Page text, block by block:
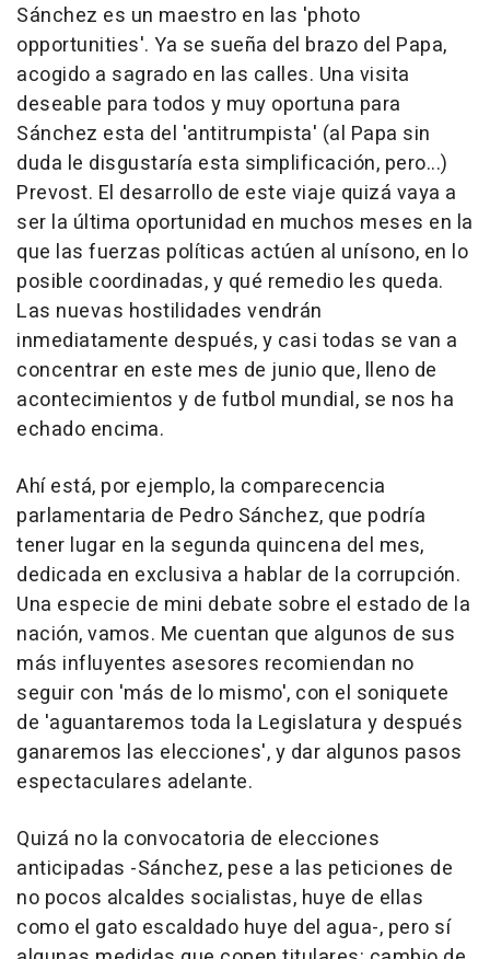
Sánchez es un maestro en las 'photo
opportunities'. Ya se sueña del brazo del Papa,
acogido a sagrado en las calles. Una visita
deseable para todos y muy oportuna para
Sánchez esta del 'antitrumpista' (al Papa sin
duda le disgustaría esta simplificación, pero...)
Prevost. El desarrollo de este viaje quizá vaya a
ser la última oportunidad en muchos meses en la
que las fuerzas políticas actúen al unísono, en lo
posible coordinadas, y qué remedio les queda.
Las nuevas hostilidades vendrán
inmediatamente después, y casi todas se van a
concentrar en este mes de junio que, lleno de
acontecimientos y de futbol mundial, se nos ha
echado encima.
Ahí está, por ejemplo, la comparecencia
parlamentaria de Pedro Sánchez, que podría
tener lugar en la segunda quincena del mes,
dedicada en exclusiva a hablar de la corrupción.
Una especie de mini debate sobre el estado de la
nación, vamos. Me cuentan que algunos de sus
más influyentes asesores recomiendan no
seguir con 'más de lo mismo', con el soniquete
de 'aguantaremos toda la Legislatura y después
ganaremos las elecciones', y dar algunos pasos
espectaculares adelante.
Quizá no la convocatoria de elecciones
anticipadas -Sánchez, pese a las peticiones de
no pocos alcaldes socialistas, huye de ellas
como el gato escaldado huye del agua-, pero sí